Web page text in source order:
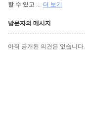
할 수 있고 ... 더 보기
방문자의 메시지
아직 공개된 의견은 없습니다.